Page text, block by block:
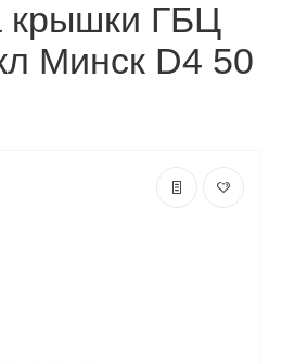
крышки ГБЦ
Минск D4 50